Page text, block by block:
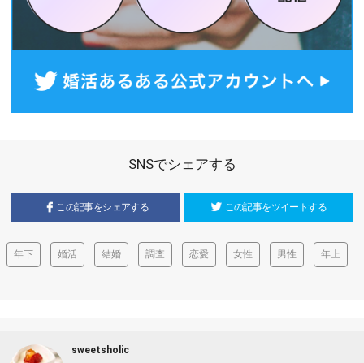
SNSでシェアする
この記事をシェアする この記事をツイートする
年下 婚活 結婚 調査 恋愛 女性 男性 年上
sweetsholic